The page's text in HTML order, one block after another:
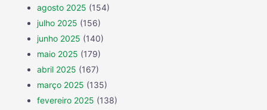
agosto 2025 (154)
julho 2025 (156)
junho 2025 (140)
maio 2025 (179)
abril 2025 (167)
março 2025 (135)
fevereiro 2025 (138)